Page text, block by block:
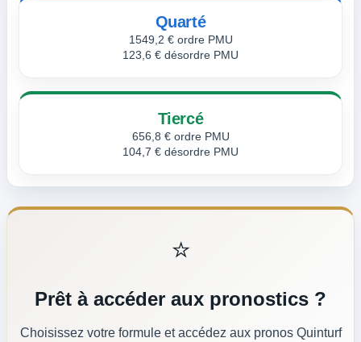
Quarté
1549,2 € ordre PMU
123,6 € désordre PMU
Tiercé
656,8 € ordre PMU
104,7 € désordre PMU
⭐
Prêt à accéder aux pronostics ?
Choisissez votre formule et accédez aux pronos Quinturf